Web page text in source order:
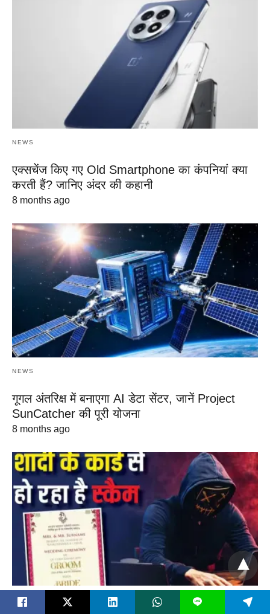
NEWS
एक्सचेंज किए गए Old Smartphone का कंपनियां क्या
करती हैं? जानिए अंदर की कहानी
8 months ago
NEWS
गूगल अंतरिक्ष में बनाएगा AI डेटा सेंटर, जानें Project
SunCatcher की पूरी योजना
8 months ago
NEWS L